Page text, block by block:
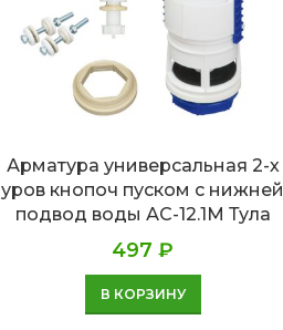
Арматура универсальная 2-х
уров кнопоч пуском с нижней
подвод воды АС-12.1М Тула
497₽
В КОРЗИНУ